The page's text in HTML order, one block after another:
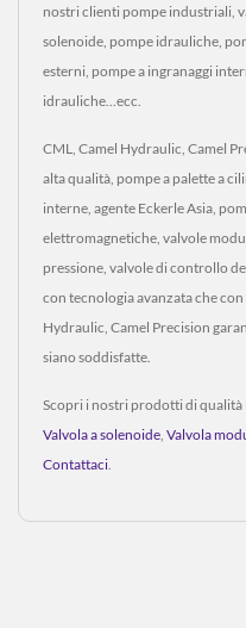
nostri clienti pompe industriali,
solenoide, pompe idrauliche,
esterni, pompe a ingranaggi
idrauliche...ecc.
CML, Camel Hydraulic, Camel
alta qualità, pompe a palette a
interne, agente Eckerle Asia,
elettromagnetiche, valvole
pressione, valvole di controllo
con tecnologia avanzata che
Hydraulic, Camel Precision
siano soddisfatte.
Scopri i nostri prodotti di qualità
Valvola a solenoide Valvola
Contattaci